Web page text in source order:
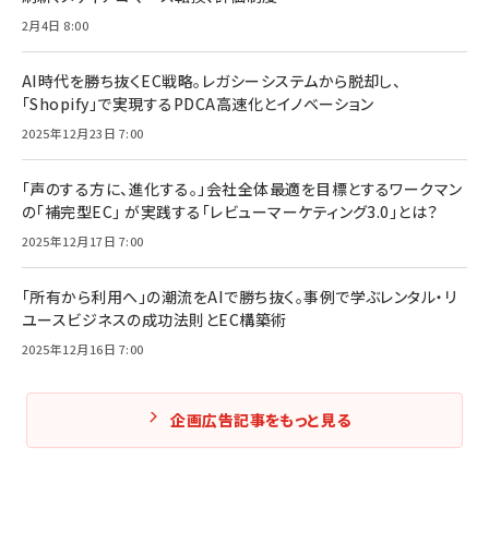
2月4日 8:00
AI時代を勝ち抜くEC戦略。レガシーシステムから脱却し、
「Shopify」で実現するPDCA高速化とイノベーション
2025年12月23日 7:00
「声のする方に、進化する。」会社全体最適を目標とするワークマン
の「補完型EC」 が実践する「レビューマーケティング3.0」とは？
2025年12月17日 7:00
「所有から利用へ」の潮流をAIで勝ち抜く。事例で学ぶレンタル・リ
ユースビジネスの成功法則とEC構築術
2025年12月16日 7:00
企画広告記事をもっと見る